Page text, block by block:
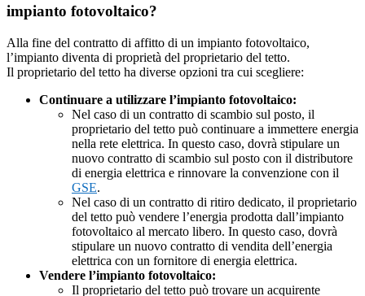
impianto fotovoltaico?
Alla fine del contratto di affitto di un impianto fotovoltaico,
l’impianto diventa di proprietà del proprietario del tetto.
Il proprietario del tetto ha diverse opzioni tra cui scegliere:
Continuare a utilizzare l’impianto fotovoltaico:
Nel caso di un contratto di scambio sul posto, il
proprietario del tetto può continuare a immettere energia
nella rete elettrica. In questo caso, dovrà stipulare un
nuovo contratto di scambio sul posto con il distributore
di energia elettrica e rinnovare la convenzione con il
GSE.
Nel caso di un contratto di ritiro dedicato, il proprietario
del tetto può vendere l’energia prodotta dall’impianto
fotovoltaico al mercato libero. In questo caso, dovrà
stipulare un nuovo contratto di vendita dell’energia
elettrica con un fornitore di energia elettrica.
Vendere l’impianto fotovoltaico:
Il proprietario del tetto può trovare un acquirente